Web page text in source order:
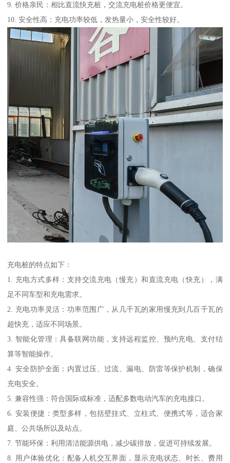
9. 价格亲民：相比直流快充桩，交流充电桩价格更便宜。
10. 安全性高：充电功率较低，发热量小，安全性较好。
充电桩的特点如下：
1. 充电方式多样：支持交流充电（慢充）和直流充电（快充），满
足不同车型和充电需求。
2. 充电功率灵活：功率范围广，从几千瓦的家用慢充到几百千瓦的
超快充，适应不同场景。
3. 智能化管理：具备联网功能，支持远程监控、预约充电、支付结
算等智能操作。
4. 安全防护全面：内置过压、过流、漏电、防雷等保护机制，确保
充电安全。
5. 兼容性强：符合国际或标准，适配多数电动汽车的充电接口。
6. 安装便捷：类型多样，包括壁挂式、立柱式、便携式等，适合家
庭、公共场所以及站点。
7. 节能环保：利用清洁能源供电，减少碳排放，促进可持续发展。
8. 用户体验优化：配备人机交互界面，显示充电状态、时长、费用